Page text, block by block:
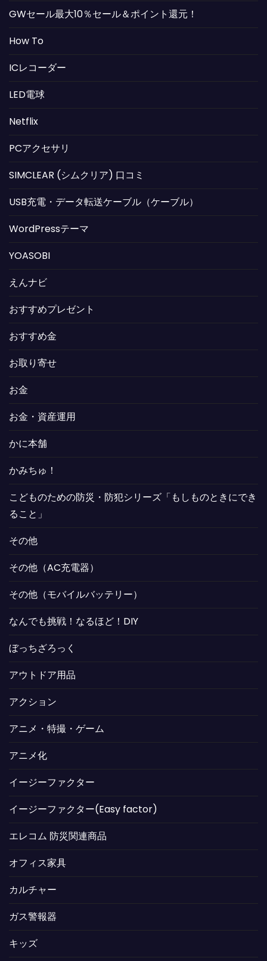
GWセール最大10％セール＆ポイント還元！
How To
ICレコーダー
LED電球
Netflix
PCアクセサリ
SIMCLEAR (シムクリア) 口コミ
USB充電・データ転送ケーブル（ケーブル）
WordPressテーマ
YOASOBI
えんナビ
おすすめプレゼント
おすすめ金
お取り寄せ
お金
お金・資産運用
かに本舗
かみちゅ！
こどものための防災・防犯シリーズ「もしものときにでき
ること」
その他
その他（AC充電器）
その他（モバイルバッテリー）
なんでも挑戦！なるほど！DIY
ぼっちざろっく
アウトドア用品
アクション
アニメ・特撮・ゲーム
アニメ化
イージーファクター
イージーファクター(Easy factor)
エレコム 防災関連商品
オフィス家具
カルチャー
ガス警報器
キッズ